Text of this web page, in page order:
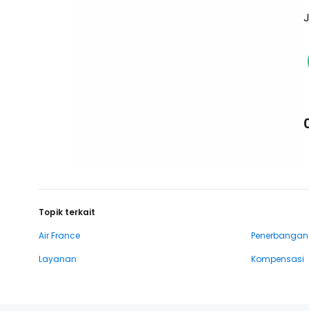
Topik terkait
Air France
Penerbangan
Layanan
Kompensasi